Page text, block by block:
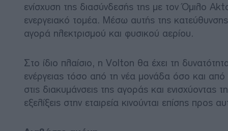
ενίσχυση της διασύνδεσής της με τον Όμιλο
ενεργειακό τομέα. Μέσω αυτής της
αγορά ηλεκτρισμού και φυσικού αερίου.
Στο ίδιο πλαίσιο, η Volton θα έχει τη
ενέργειας τόσο από τη νέα μονάδα όσο και
στις διακυμάνσεις της αγοράς και
εξελίξεις στην εταιρεία κινούνται επίσης